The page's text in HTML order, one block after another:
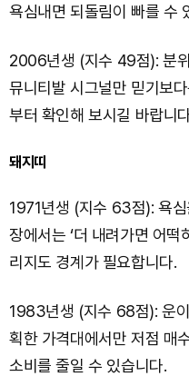
욕심내면 되돌림이 빠를 수
2006년생 (지수 49점): 분
뮤니티발 시그널만 믿기보
부터 확인해 보시길 바랍니
돼지띠
1971년생 (지수 63점): 욕
장에서는 ‘더 내려가면 어떡
리지도 경계가 필요합니다.
1983년생 (지수 68점): 운이
획한 가격대에서만 저점 매
소비를 줄일 수 있습니다.